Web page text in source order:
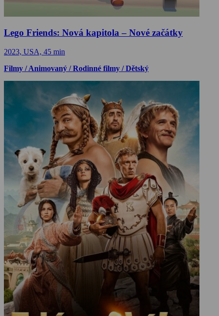
Lego Friends: Nová kapitola – Nové začátky
2023, USA, 45 min
Filmy / Animovaný / Rodinné filmy / Dětský